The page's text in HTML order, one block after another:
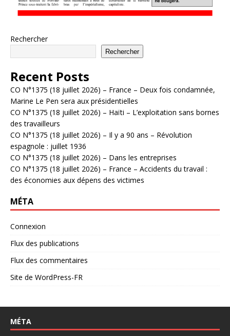
Rechercher
Rechercher
Recent Posts
CO N°1375 (18 juillet 2026) – France – Deux fois condamnée,
Marine Le Pen sera aux présidentielles
CO N°1375 (18 juillet 2026) – Haïti – L’exploitation sans bornes
des travailleurs
CO N°1375 (18 juillet 2026) – Il y a 90 ans – Révolution
espagnole : juillet 1936
CO N°1375 (18 juillet 2026) – Dans les entreprises
CO N°1375 (18 juillet 2026) – France – Accidents du travail :
des économies aux dépens des victimes
MÉTA
Connexion
Flux des publications
Flux des commentaires
Site de WordPress-FR
MÉTA